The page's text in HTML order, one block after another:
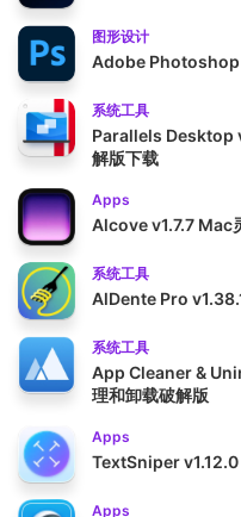
图形设计
Adobe Photoshop
系统工具
Parallels Desktop
解版下载
Apps
Alcove v1.7.7 Mac
系统工具
AlDente Pro
系统工具
App Cleaner &
理和卸载破解版
Apps
TextSniper v1.12.0
Apps